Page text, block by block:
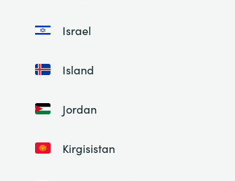
Israel
Island
Jordan
Kirgisistan